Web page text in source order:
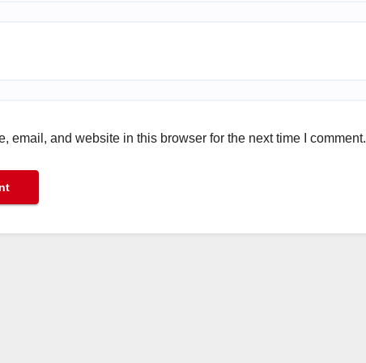
email, and website in this browser for the next time I comment.